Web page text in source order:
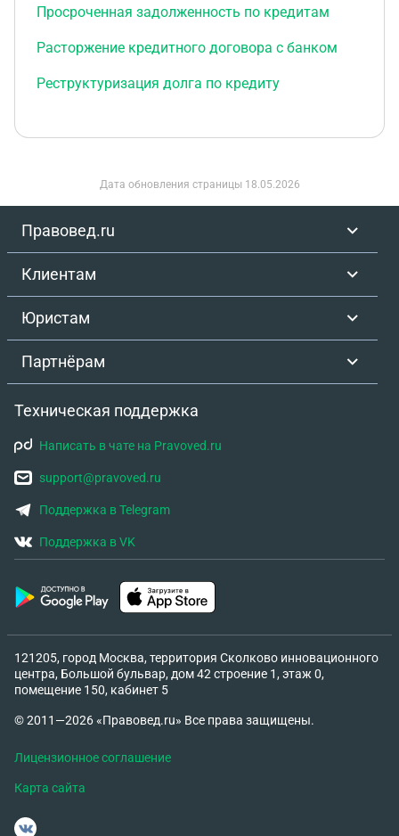
Просроченная задолженность по кредитам
Расторжение кредитного договора с банком
Реструктуризация долга по кредиту
Дата обновления страницы 18.05.2026
Правовед.ru
Клиентам
Юристам
Партнёрам
Техническая поддержка
Написать в чате на Pravoved.ru
support@pravoved.ru
Поддержка в Telegram
Поддержка в VK
121205, город Москва, территория Сколково инновационного
центра, Большой бульвар, дом 42 строение 1, этаж 0,
помещение 150, кабинет 5
© 2011—2026 «Правовед.ru» Все права защищены.
Лицензионное соглашение
Карта сайта